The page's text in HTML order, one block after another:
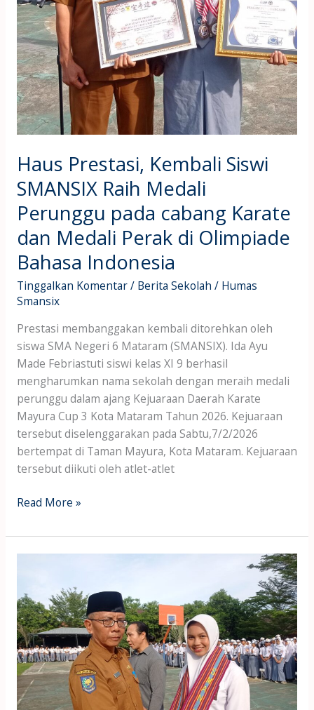
Haus Prestasi, Kembali Siswi
SMANSIX Raih Medali
Perunggu pada cabang Karate
dan Medali Perak di Olimpiade
Bahasa Indonesia
Tinggalkan Komentar/ Berita Sekolah / Humas
Smansix
Prestasi membanggakan kembali ditorehkan oleh
siswa SMA Negeri 6 Mataram (SMANSIX). Ida Ayu
Made Febriastuti siswi kelas XI 9 berhasil
mengharumkan nama sekolah dengan meraih medali
perunggu dalam ajang Kejuaraan Daerah Karate
Mayura Cup 3 Kota Mataram Tahun 2026. Kejuaraan
tersebut diselenggarakan pada Sabtu,7/2/2026
bertempat di Taman Mayura, Kota Mataram. Kejuaraan
tersebut diikuti oleh atlet-atlet
cabang
Karate
dan
Medali
Perak
di
Olimpiade
Bahasa
Indonesia
Read More »
6
Mataram
Lepas
Atlet
Pencak
Silat
ke